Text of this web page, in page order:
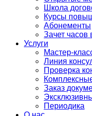
Школа
Курсы
Абонементы
Зачет
Услуги
Мастер-
Линия
Проверка
Заказ
Периодика